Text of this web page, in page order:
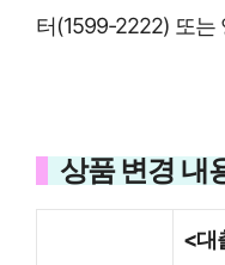
터(1599-2222) 또는
상품 변경 내
<대